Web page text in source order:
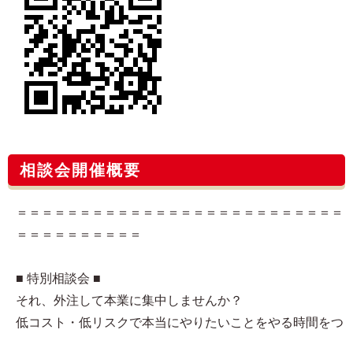
相談会開催概要
＝＝＝＝＝＝＝＝＝＝＝＝＝＝＝＝＝＝＝＝＝＝＝＝＝＝
＝＝＝＝＝＝＝＝＝＝
■ 特別相談会 ■
それ、外注して本業に集中しませんか？
低コスト・低リスクで本当にやりたいことをやる時間をつ